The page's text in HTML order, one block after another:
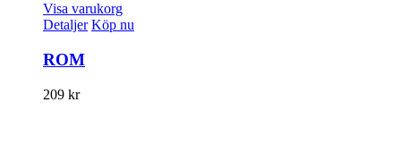
Visa varukorg
Detaljer Köp nu
ROM
209 kr